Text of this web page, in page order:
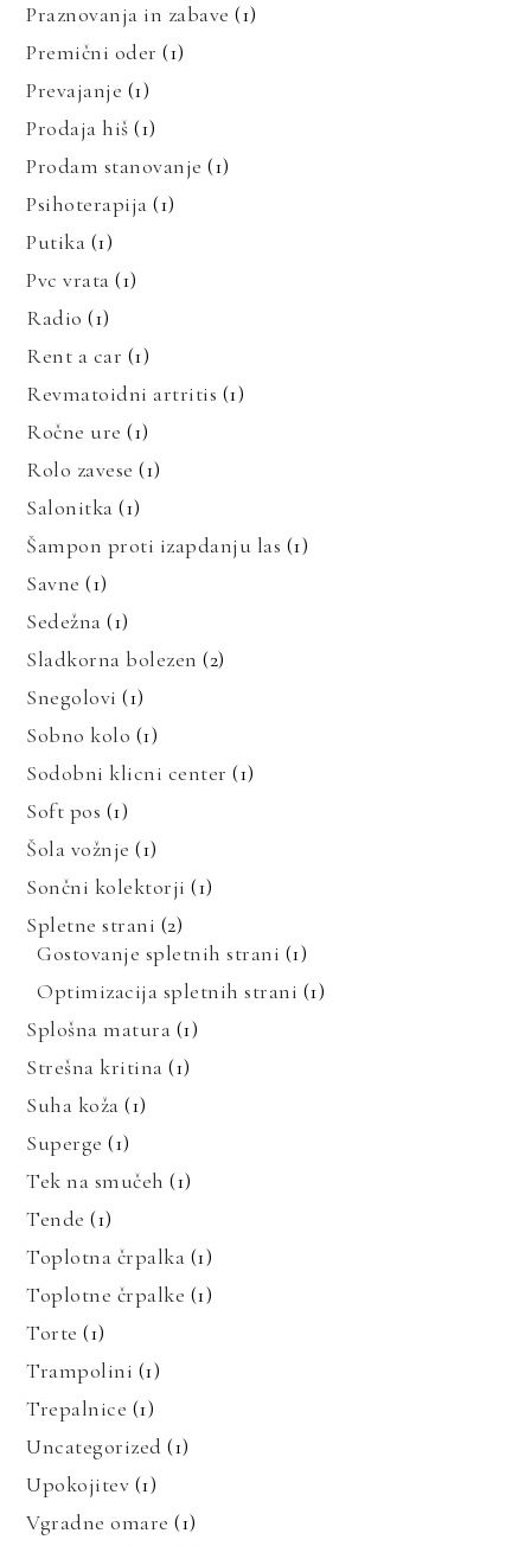
Praznovanja in zabave (1)
Premični oder (1)
Prevajanje (1)
Prodaja hiš (1)
Prodam stanovanje (1)
Psihoterapija (1)
Putika (1)
Pvc vrata (1)
Radio (1)
Rent a car (1)
Revmatoidni artritis (1)
Ročne ure (1)
Rolo zavese (1)
Salonitka (1)
Šampon proti izapdanju las (1)
Savne (1)
Sedežna (1)
Sladkorna bolezen (2)
Snegolovi (1)
Sobno kolo (1)
Sodobni klicni center (1)
Soft pos (1)
Šola vožnje (1)
Sončni kolektorji (1)
Spletne strani (2)
Gostovanje spletnih strani (1)
Optimizacija spletnih strani (1)
Splošna matura (1)
Strešna kritina (1)
Suha koža (1)
Superge (1)
Tek na smučeh (1)
Tende (1)
Toplotna črpalka (1)
Toplotne črpalke (1)
Torte (1)
Trampolini (1)
Trepalnice (1)
Uncategorized (1)
Upokojitev (1)
Vgradne omare (1)